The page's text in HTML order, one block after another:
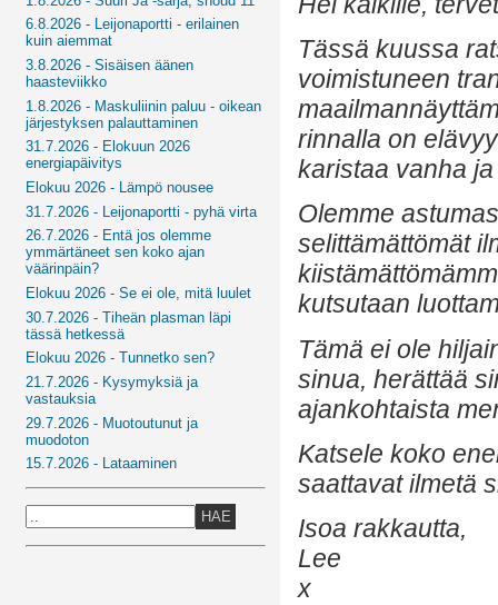
6.8.2026 - Leijonaportti - erilainen
kuin aiemmat
3.8.2026 - Sisäisen äänen
haasteviikko
1.8.2026 - Maskuliinin paluu - oikean
järjestyksen palauttaminen
31.7.2026 - Elokuun 2026
energiapäivitys
Elokuu 2026 - Lämpö nousee
31.7.2026 - Leijonaportti - pyhä virta
26.7.2026 - Entä jos olemme
ymmärtäneet sen koko ajan
väärinpäin?
Elokuu 2026 - Se ei ole, mitä luulet
30.7.2026 - Tiheän plasman läpi
tässä hetkessä
Elokuu 2026 - Tunnetko sen?
21.7.2026 - Kysymyksiä ja
vastauksia
29.7.2026 - Muotoutunut ja
muodoton
15.7.2026 - Lataaminen
HAE
Tässä kuussa
voimistuneen
rinnalla on
karistaa vanha
Olemme
selittämättömät
kutsutaan
Tämä ei ole
sinua, herättää
ajankohtaista
Katsele koko
saattavat ilmetä
Isoa rakkautta,
Lee
x